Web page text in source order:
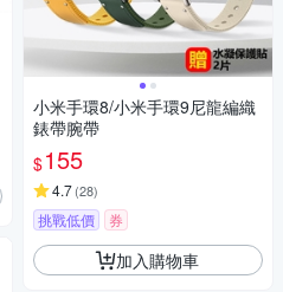
小米手環8/小米手環9尼龍編織
錶帶腕帶
$155
4.7(28)
挑戰低價 券
加入購物車